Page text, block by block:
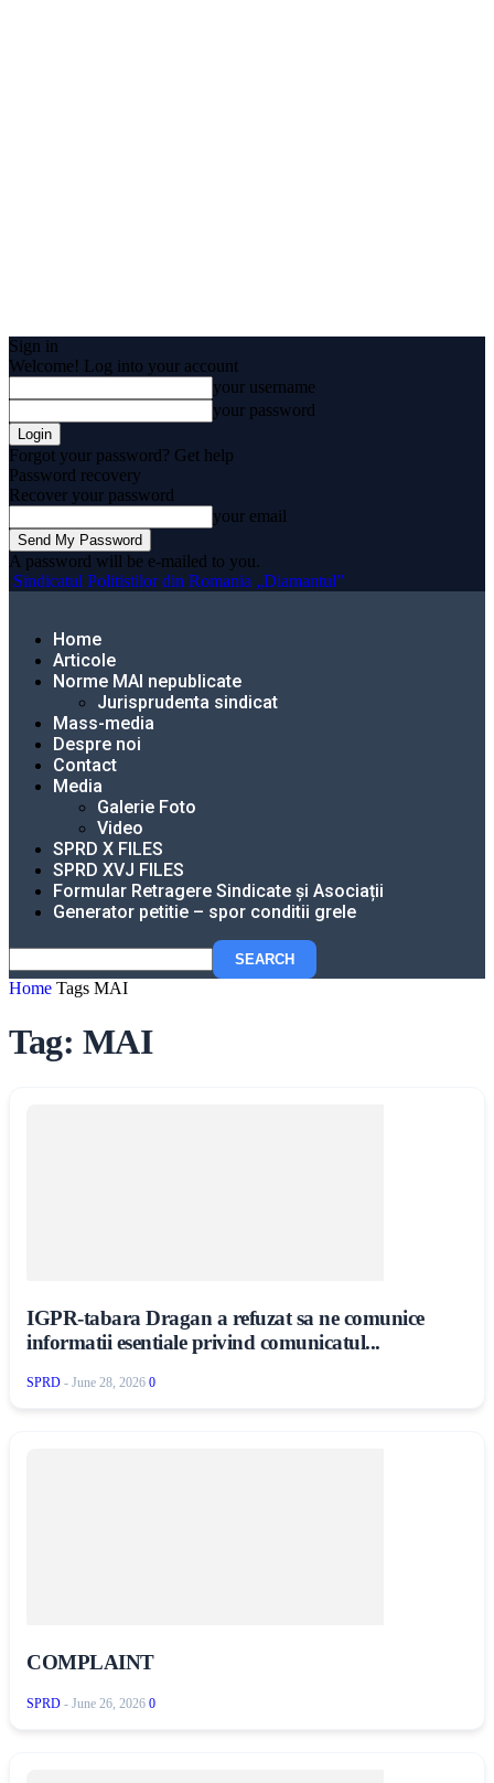
Sign in
Welcome! Log into your account
your username
your password
Forgot your password? Get help
Password recovery
Recover your password
your email
A password will be e-mailed to you.
Sindicatul Politistilor din Romania „Diamantul”
Home
Articole
Norme MAI nepublicate
Jurisprudenta sindicat
Mass-media
Despre noi
Contact
Media
Galerie Foto
Video
SPRD X FILES
SPRD XVJ FILES
Formular Retragere Sindicate și Asociații
Generator petitie – spor conditii grele
Home Tags MAI
Tag: MAI
IGPR-tabara Dragan a refuzat sa ne comunice
informatii esentiale privind comunicatul...
SPRD - June 28, 2026 0
COMPLAINT
SPRD - June 26, 2026 0